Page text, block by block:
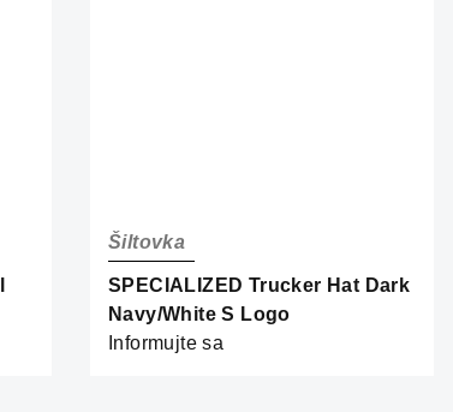
SPECIALIZED Trucker Hat Dark
Navy/White S Logo
Šiltovka
Informujte sa